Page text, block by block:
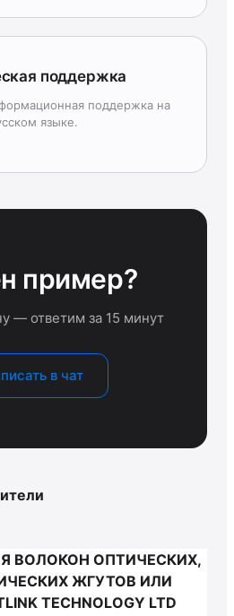
поддержка
поддержка на
языке.
пример?
— ответим за 15 минут
в чат
ВОЛОКОН ОПТИЧЕСКИХ,
ЖГУТОВ ИЛИ
TECHNOLOGY LTD